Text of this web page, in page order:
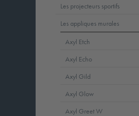
Les projecteurs sportifs
Les appliques murales
Axyl Etch
Axyl Echo
Axyl Gild
Axyl Glow
Axyl Greet W